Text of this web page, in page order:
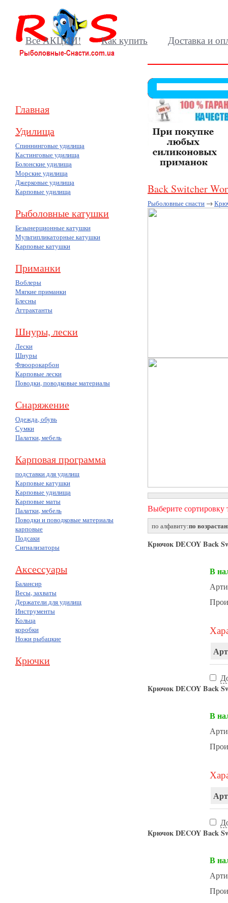
Все АКЦИИ! Как купить Доставка и
Главная
Удилища
Спиннинговые удилища
Кастинговые удилища
Болонские удилища
Морские удилища
Джерковые удилища
Карповые удилища
Рыболовные катушки
Безынерционные катушки
Мультипликаторные катушки
Карповые катушки
Приманки
Воблеры
Мягкие приманки
Блесны
Аттрактанты
Шнуры, лески
Лески
Шнуры
Флюорокарбон
Карповые лески
Поводки, поводковые материалы
Снаряжение
Одежда, обувь
Сумки
Палатки, мебель
Карповая программа
подставки для удилищ
Карповые катушки
Карповые удилища
Карповые маты
Палатки, мебель
Поводки и поводковые материалы
карповые
Подсаки
Сигнализаторы
Аксессуары
Балансир
Весы, захваты
Держатели для удилищ
Инструменты
Кольца
коробки
Ножи рыбацкие
Крючки
Back Switcher
Рыболовные снасти →
Выберите сортировку
по алфавиту:по
Крючок DECOY Back
В
Крючок DECOY Back
В
Крючок DECOY Back
В